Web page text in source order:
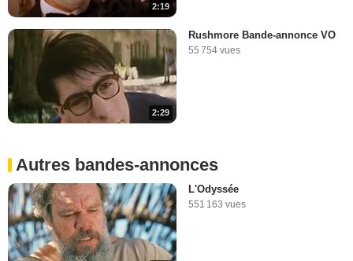
2:19
2:29
Rushmore Bande-annonce VO
55 754 vues
Autres bandes-annonces
L'Odyssée
551 163 vues